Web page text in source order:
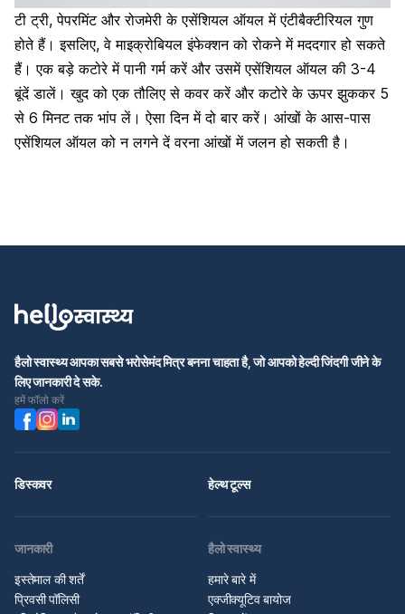
टी ट्री, पेपरमिंट और रोजमेरी के एसेंशियल ऑयल में एंटीबैक्टीरियल गुण
होते हैं। इसलिए, वे माइक्रोबियल इंफेक्शन को रोकने में मददगार हो सकते
हैं। एक बड़े कटोरे में पानी गर्म करें और उसमें एसेंशियल ऑयल की 3-4
बूंदें डालें। खुद को एक तौलिए से कवर करें और कटोरे के ऊपर झुककर 5
से 6 मिनट तक भांप लें। ऐसा दिन में दो बार करें। आंखों के आस-पास
एसेंशियल ऑयल को न लगने दें वरना आंखों में जलन हो सकती है।
हैलो स्वास्थ्य आपका सबसे भरोसेमंद मित्र बनना चाहता है, जो आपको हेल्दी जिंदगी जीने के
लिए जानकारी दे सके.
हमें फॉलो करें
डिस्कवर हेल्थ टूल्स
जानकारी
इस्तेमाल की शर्तें
प्रिवसी पॉलिसी
हैलो स्वास्थ्य
हमारे बारे में
एक्जीक्यूटिव बायोज